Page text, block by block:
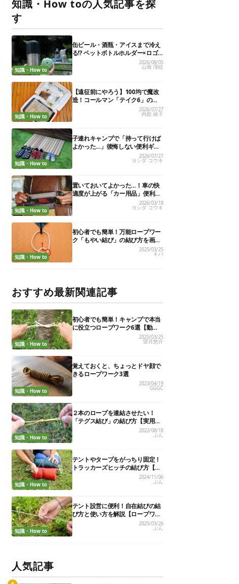
知識・How toの人気記事を探
す
知識・How to
缶ビール・酒瓶・アイスまで冷え
る!? ペットボトルホルダー×ロゴ
ス保冷剤が夏の最強コンビだった
2026/08/05
山畑 理絵
知識・How to
【遠征前にやろう】100均で魔改
造！コールマン「テイク6」の使
い勝手を“倍の倍”にする裏ワザ6連
2026/07/27
内舘 綾子
知識・How to
子連れキャンプで「持って行けば
よかった…」後悔しない便利ギア
13選
2026/07/27
ヨシダ コウキ
知識・How to
置いておいてよかった…！車の快
適度が上がる「カー用品」便利グ
ッズ27選
2026/03/18
ヨシダ コウキ
知識・How to
初心者でも簡単！万能ロープワー
ク「もやい結び」の結び方を画像
2025/03/25
キバ
おすすめ最新関連記事
知識・How to
初心者でも簡単！キャンプで本当
に役立つロープワーク6選【動画
2025/03/25
望月悠介
知識・How to
覚えておくと、ちょっとドヤ顔で
きるロープワーク3選
2023/04/19
GGGC
知識・How to
２本のロープを連結させたい！
「テグス結び」の結び方【実用的
ロープワークvol.７】
2022/08/18
ぶん
知識・How to
テントやタープをがっちり固定！
トラッカーズヒッチの結び方【実
用的ロープワークvol.6】
2024/11/06
ぶん
知識・How to
テント設営に便利！自在結びの結
び方と使い方を解説【ロープワー
ク】
2025/03/26
ぶん
人気記事